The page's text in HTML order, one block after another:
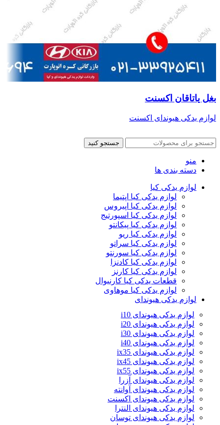
بغل یاتاقان اکسنت
لوازم یدکی هیوندای اکسنت
جستجو کنید
منو
دسته بندی ها
لوازم یدکی کیا
لوازم یدکی کیا اپتیما
لوازم یدکی کیا اپیروس
لوازم یدکی کیا اسپورتیج
لوازم یدکی کیا پیکانتو
لوازم یدکی کیا ریو
لوازم یدکی کیا سراتو
لوازم یدکی کیا سورنتو
لوازم یدکی کیا کادنزا
لوازم یدکی کیا کارنز
قطعات یدکی کیا کارنیوال
لوازم یدکی کیا موهاوی
لوازم یدکی هیوندای
لوازم یدکی هیوندای i10
لوازم یدکی هیوندای i20
لوازم یدکی هیوندای i30
لوازم یدکی هیوندای i40
لوازم یدکی هیوندای ix35
لوازم یدکی هیوندای ix45
لوازم یدکی هیوندای ix55
لوازم یدکی هیوندای آزرا
لوازم یدکی هیوندای آوانته
لوازم یدکی هیوندای اکسنت
لوازم یدکی هیوندای النترا
لوازم یدکی هیوندای توسان